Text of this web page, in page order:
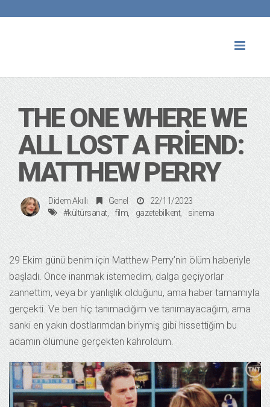
THE ONE WHERE WE
ALL LOST A FRIEND:
MATTHEW PERRY
Didem Akıllı Genel
22/11/2023
#kültürsanat
film gazetebilkent sinema
29 Ekim günü benim için Matthew Perry’nin ölüm haberiyle
başladı. Önce inanmak istemedim, dalga geçiyorlar
zannettim, veya bir yanlışlık olduğunu, ama haber tamamıyla
gerçekti. Ve ben hiç tanımadığım ve tanımayacağım, ama
sanki en yakın dostlarımdan biriymiş gibi hissettiğim bu
adamın ölümüne gerçekten kahroldum.